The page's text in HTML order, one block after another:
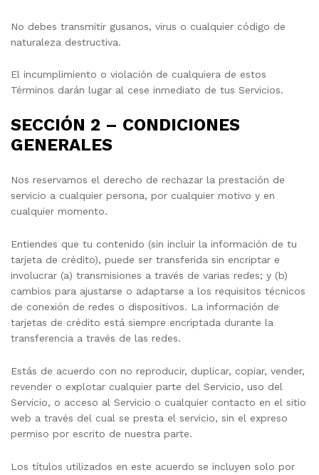
No debes transmitir gusanos, virus o cualquier código de
naturaleza destructiva.
El incumplimiento o violación de cualquiera de estos
Términos darán lugar al cese inmediato de tus Servicios.
SECCIÓN 2 – CONDICIONES
GENERALES
Nos reservamos el derecho de rechazar la prestación de
servicio a cualquier persona, por cualquier motivo y en
cualquier momento.
Entiendes que tu contenido (sin incluir la información de tu
tarjeta de crédito), puede ser transferida sin encriptar e
involucrar (a) transmisiones a través de varias redes; y (b)
cambios para ajustarse o adaptarse a los requisitos técnicos
de conexión de redes o dispositivos. La información de
tarjetas de crédito está siempre encriptada durante la
transferencia a través de las redes.
Estás de acuerdo con no reproducir, duplicar, copiar, vender,
revender o explotar cualquier parte del Servicio, uso del
Servicio, o acceso al Servicio o cualquier contacto en el sitio
web a través del cual se presta el servicio, sin el expreso
permiso por escrito de nuestra parte.
Los títulos utilizados en este acuerdo se incluyen solo por